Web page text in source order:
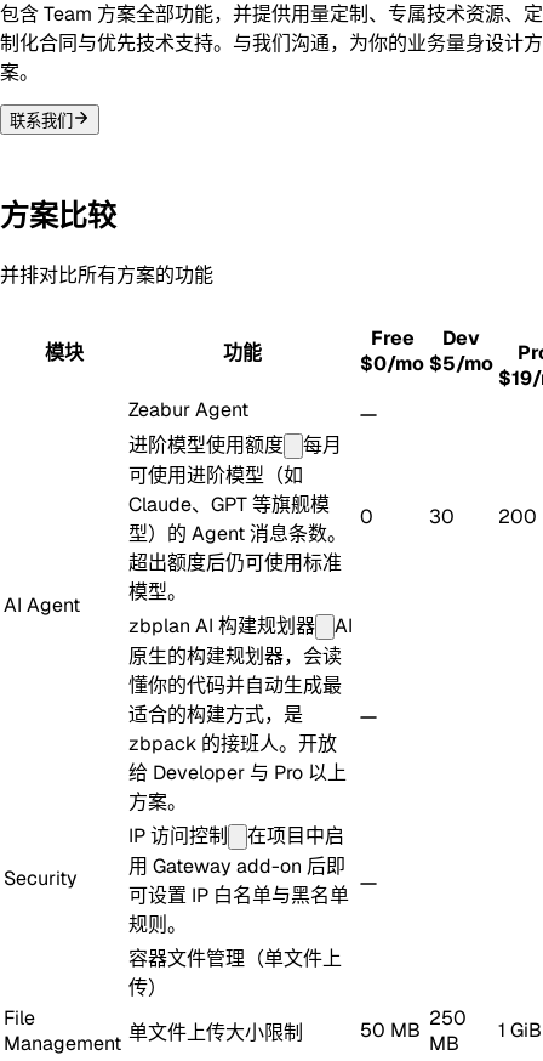
包含 Team 方案全部功能，并提供用量定制、专属技术资源、定
制化合同与优先技术支持。与我们沟通，为你的业务量身设计方
案。
联系我们
方案比较
并排对比所有方案的功能
模块 功能
Free
$0/mo
Dev
$5/mo
AI Agent
Zeabur Agent
进阶模型使用额度
每月
可使用进阶模型（如
Claude、GPT 等旗舰模
型）的 Agent 消息条数。
超出额度后仍可使用标准
模型。
0 30 200
zbplan AI 构建规划器
AI
原生的构建规划器，会读
懂你的代码并自动生成最
适合的构建方式，是
zbpack 的接班人。开放
给 Developer 与 Pro 以上
方案。
Security
IP 访问控制
在项目中启
用 Gateway add-on 后即
可设置 IP 白名单与黑名单
规则。
File
Management
容器文件管理（单文件上
传）
单文件上传大小限制
50 MB 250
MB
1 GiB